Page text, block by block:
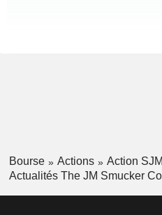
Bourse Actions
Action SJM
Actualités The JM Smucker